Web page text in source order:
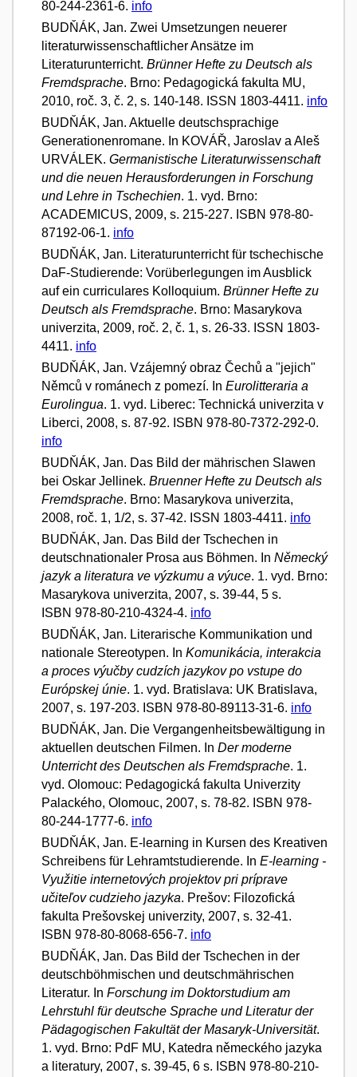
80-244-2361-6. info
BUDŇÁK, Jan. Zwei Umsetzungen neuerer
literaturwissenschaftlicher Ansätze im
Literaturunterricht. Brünner Hefte zu Deutsch als
Fremdsprache. Brno: Pedagogická fakulta MU,
2010, roč. 3, č. 2, s. 140-148. ISSN 1803-4411. info
BUDŇÁK, Jan. Aktuelle deutschsprachige
Generationenromane. In KOVÁŘ, Jaroslav a Aleš
URVÁLEK. Germanistische Literaturwissenschaft
und die neuen Herausforderungen in Forschung
und Lehre in Tschechien. 1. vyd. Brno:
ACADEMICUS, 2009, s. 215-227. ISBN 978-80-
87192-06-1. info
BUDŇÁK, Jan. Literaturunterricht für tschechische
DaF-Studierende: Vorüberlegungen im Ausblick
auf ein curriculares Kolloquium. Brünner Hefte zu
Deutsch als Fremdsprache. Brno: Masarykova
univerzita, 2009, roč. 2, č. 1, s. 26-33. ISSN 1803-
4411. info
BUDŇÁK, Jan. Vzájemný obraz Čechů a "jejich"
Němců v románech z pomezí. In Eurolitteraria a
Eurolingua. 1. vyd. Liberec: Technická univerzita v
Liberci, 2008, s. 87-92. ISBN 978-80-7372-292-0.
info
BUDŇÁK, Jan. Das Bild der mährischen Slawen
bei Oskar Jellinek. Bruenner Hefte zu Deutsch als
Fremdsprache. Brno: Masarykova univerzita,
2008, roč. 1, 1/2, s. 37-42. ISSN 1803-4411. info
BUDŇÁK, Jan. Das Bild der Tschechen in
deutschnationaler Prosa aus Böhmen. In Německý
jazyk a literatura ve výzkumu a výuce. 1. vyd. Brno:
Masarykova univerzita, 2007, s. 39-44, 5 s.
ISBN 978-80-210-4324-4. info
BUDŇÁK, Jan. Literarische Kommunikation und
nationale Stereotypen. In Komunikácia, interakcia
a proces výučby cudzích jazykov po vstupe do
Európskej únie. 1. vyd. Bratislava: UK Bratislava,
2007, s. 197-203. ISBN 978-80-89113-31-6. info
BUDŇÁK, Jan. Die Vergangenheitsbewältigung in
aktuellen deutschen Filmen. In Der moderne
Unterricht des Deutschen als Fremdsprache. 1.
vyd. Olomouc: Pedagogická fakulta Univerzity
Palackého, Olomouc, 2007, s. 78-82. ISBN 978-
80-244-1777-6. info
BUDŇÁK, Jan. E-learning in Kursen des Kreativen
Schreibens für Lehramtstudierende. In E-learning -
Využitie internetových projektov pri príprave
učiteľov cudzieho jazyka. Prešov: Filozofická
fakulta Prešovskej univerzity, 2007, s. 32-41.
ISBN 978-80-8068-656-7. info
BUDŇÁK, Jan. Das Bild der Tschechen in der
deutschböhmischen und deutschmährischen
Literatur. In Forschung im Doktorstudium am
Lehrstuhl für deutsche Sprache und Literatur der
Pädagogischen Fakultät der Masaryk-Universität.
1. vyd. Brno: PdF MU, Katedra německého jazyka
a literatury, 2007, s. 39-45, 6 s. ISBN 978-80-210-